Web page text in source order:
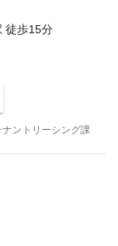
徒歩15分
ントリーシング課